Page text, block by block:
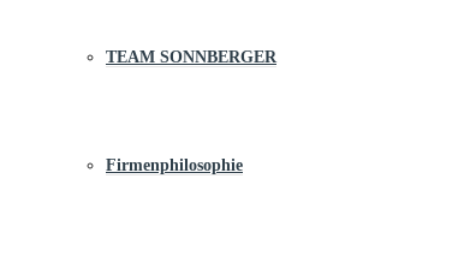
TEAM SONNBERGER
Firmenphilosophie